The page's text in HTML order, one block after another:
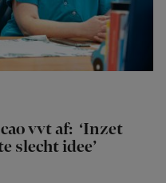
vvt af: ‘Inzet
slecht idee’